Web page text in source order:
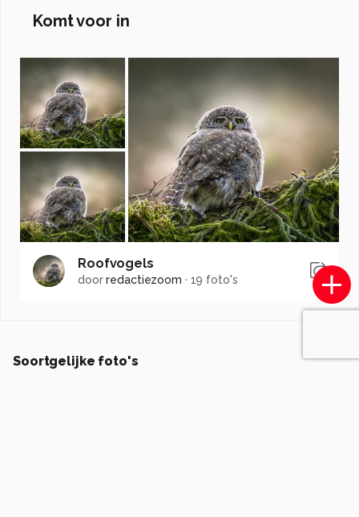
Komt voor in
Roofvogels
doorredactiezoom · 19 foto's
Soortgelijke foto's